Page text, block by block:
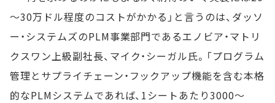
～30万ドル程度のコストがかかる」と言うのは、ダッソ
ー・システムズのPLM事業部門であるエノビア・マトリ
クスワン上級副社長、マイク・シーガル氏。「プログラム
管理とサプライチェーン・フックアップ機能を含む本格
的なPLMシステムであれば、1シートあたり3000～